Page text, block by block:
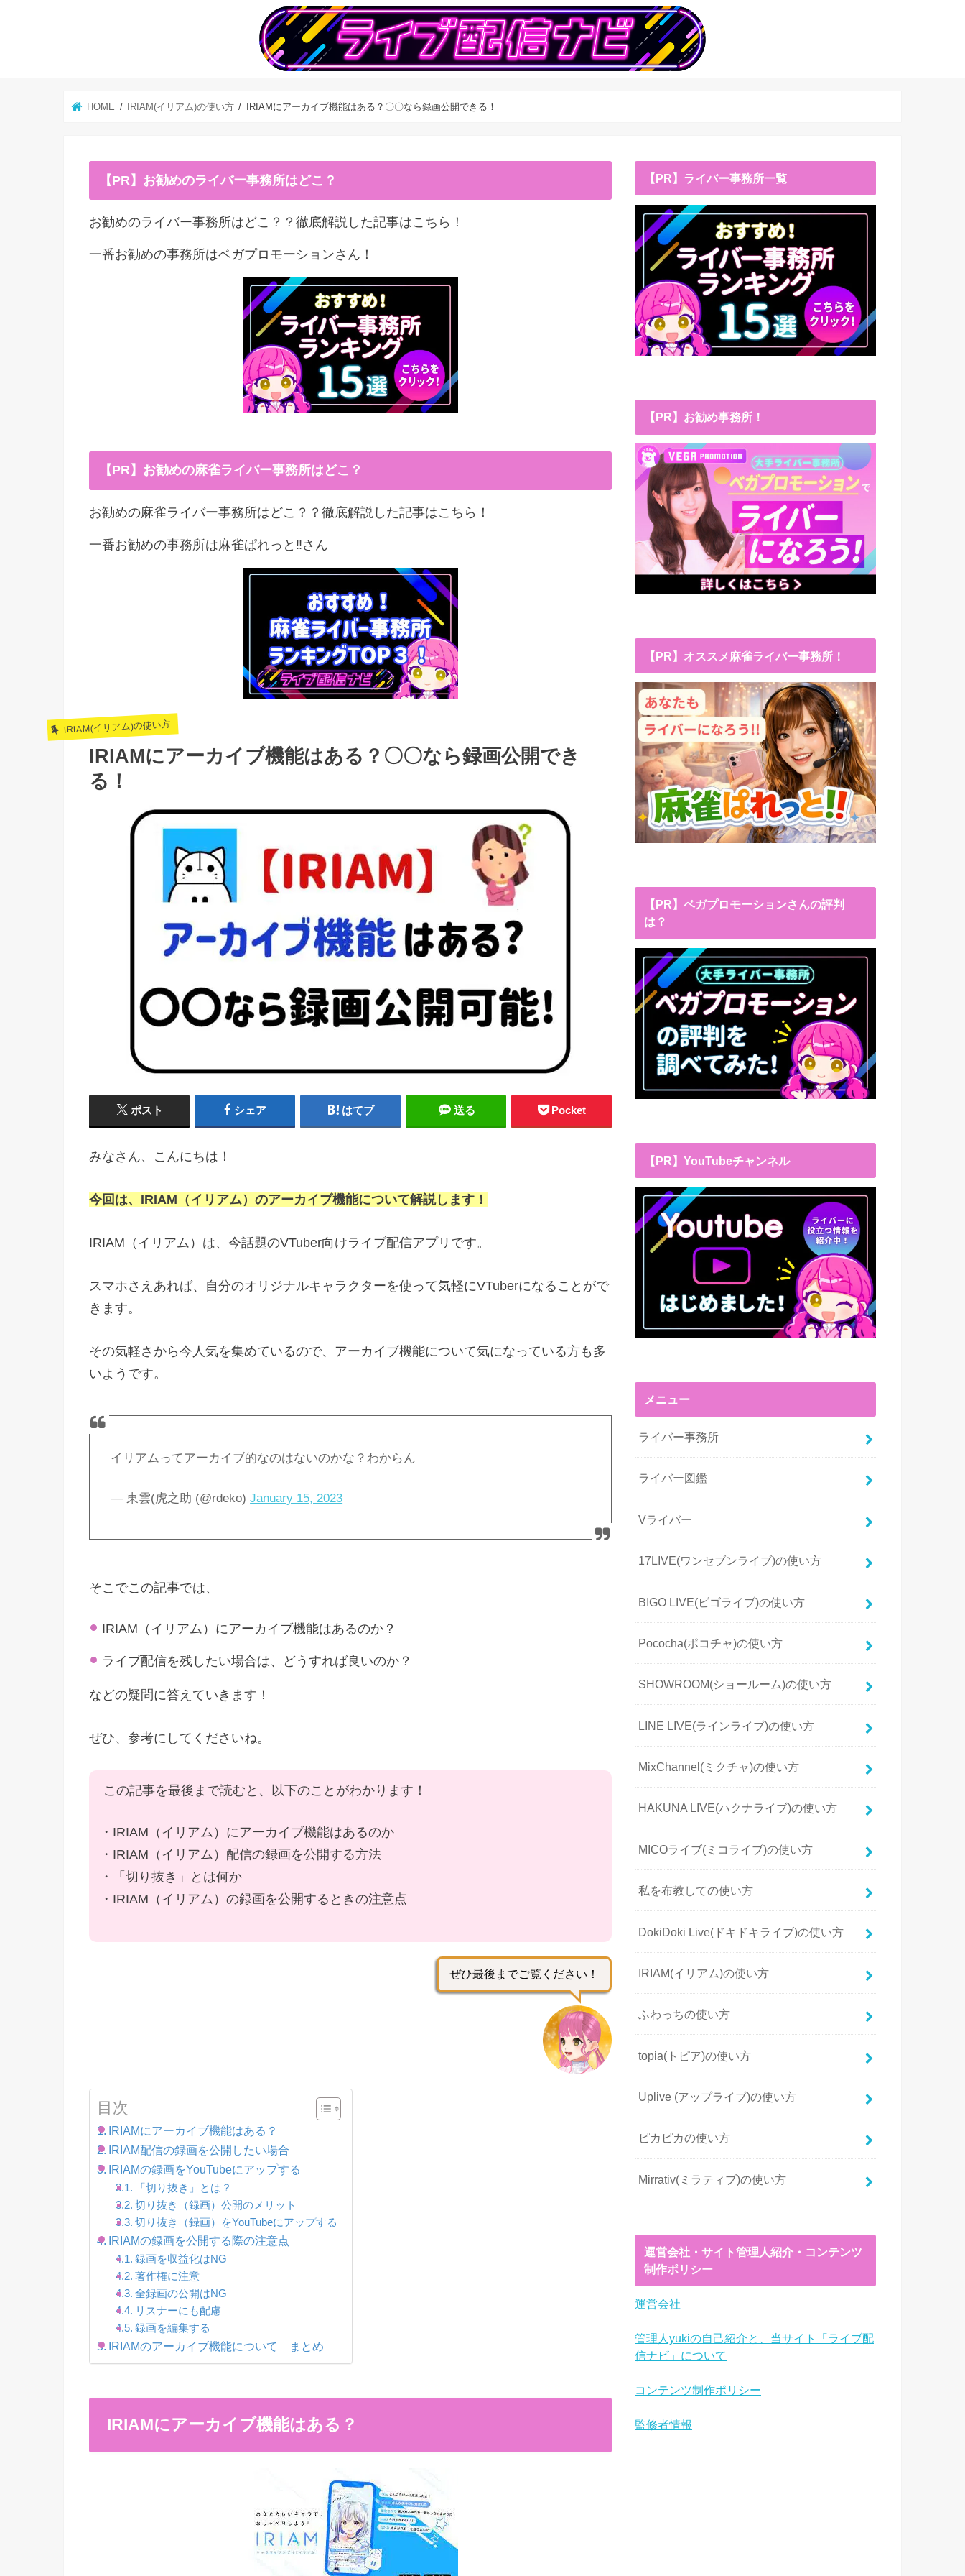
HOME IRIAM(イリアム)の使い方 IRIAMにアーカイブ機能はある？〇〇なら録画公開できる！
【PR】お勧めのライバー事務所はどこ？
お勧めのライバー事務所はどこ？？徹底解説した記事はこちら！
一番お勧めの事務所はベガプロモーションさん！
【PR】お勧めの麻雀ライバー事務所はどこ？
お勧めの麻雀ライバー事務所はどこ？？徹底解説した記事はこちら！
一番お勧めの事務所は麻雀ぱれっと‼︎さん
IRIAM(イリアム)の使い方
IRIAMにアーカイブ機能はある？〇〇なら録画公開でき
る！
ポスト シェア はてブ 送る Pocket
みなさん、こんにちは！
今回は、IRIAM（イリアム）のアーカイブ機能について解説します！
IRIAM（イリアム）は、今話題のVTuber向けライブ配信アプリです。
スマホさえあれば、自分のオリジナルキャラクターを使って気軽にVTuberになることがで
きます。
その気軽さから今人気を集めているので、アーカイブ機能について気になっている方も多
いようです。
イリアムってアーカイブ的なのはないのかな？わからん
— 東雲(虎之助 (@rdeko)January 15, 2023
そこでこの記事では、
IRIAM（イリアム）にアーカイブ機能はあるのか？
ライブ配信を残したい場合は、どうすれば良いのか？
などの疑問に答えていきます！
ぜひ、参考にしてくださいね。
この記事を最後まで読むと、以下のことがわかります！
・IRIAM（イリアム）にアーカイブ機能はあるのか
・IRIAM（イリアム）配信の録画を公開する方法
・「切り抜き」とは何か
・IRIAM（イリアム）の録画を公開するときの注意点
ぜひ最後までご覧ください！
目次
IRIAMにアーカイブ機能はある？
IRIAM配信の録画を公開したい場合
IRIAMの録画をYouTubeにアップする
「切り抜き」とは？
切り抜き（録画）公開のメリット
切り抜き（録画）をYouTubeにアップする
IRIAMの録画を公開する際の注意点
録画を収益化はNG
著作権に注意
全録画の公開はNG
リスナーにも配慮
録画を編集する
IRIAMのアーカイブ機能について まとめ
IRIAMにアーカイブ機能はある？
【PR】ライバー事務所一覧
【PR】お勧め事務所！
【PR】オススメ麻雀ライバー事務所！
【PR】ベガプロモーションさんの評判
は？
【PR】YouTubeチャンネル
メニュー
ライバー事務所
ライバー図鑑
Vライバー
17LIVE(ワンセブンライブ)の使い方
BIGO LIVE(ビゴライブ)の使い方
Pococha(ポコチャ)の使い方
SHOWROOM(ショールーム)の使い方
LINE LIVE(ラインライブ)の使い方
MixChannel(ミクチャ)の使い方
HAKUNA LIVE(ハクナライブ)の使い方
MICOライブ(ミコライブ)の使い方
私を布教しての使い方
DokiDoki Live(ドキドキライブ)の使い方
IRIAM(イリアム)の使い方
ふわっちの使い方
topia(トピア)の使い方
Uplive (アップライブ)の使い方
ピカピカの使い方
Mirrativ(ミラティブ)の使い方
運営会社・サイト管理人紹介・コンテンツ
制作ポリシー
運営会社
管理人yukiの自己紹介と、当サイト「ライブ配
信ナビ」について
コンテンツ制作ポリシー
監修者情報